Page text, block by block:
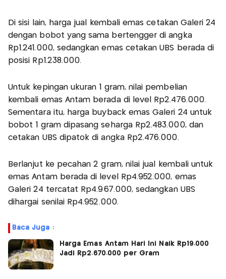
Di sisi lain, harga jual kembali emas cetakan Galeri 24
dengan bobot yang sama bertengger di angka
Rp1.241.000, sedangkan emas cetakan UBS berada di
posisi Rp1.238.000.
Untuk kepingan ukuran 1 gram, nilai pembelian
kembali emas Antam berada di level Rp2.476.000.
Sementara itu, harga buyback emas Galeri 24 untuk
bobot 1 gram dipasang seharga Rp2.483.000, dan
cetakan UBS dipatok di angka Rp2.476.000.
Berlanjut ke pecahan 2 gram, nilai jual kembali untuk
emas Antam berada di level Rp4.952.000, emas
Galeri 24 tercatat Rp4.967.000, sedangkan UBS
dihargai senilai Rp4.952.000.
Baca Juga :
Harga Emas Antam Hari Ini Naik Rp19.000
Jadi Rp2.670.000 per Gram